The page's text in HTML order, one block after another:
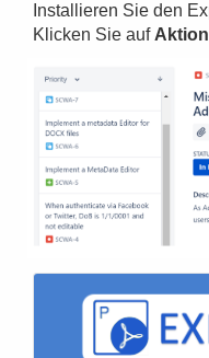
Installieren Sie den
Klicken Sie auf